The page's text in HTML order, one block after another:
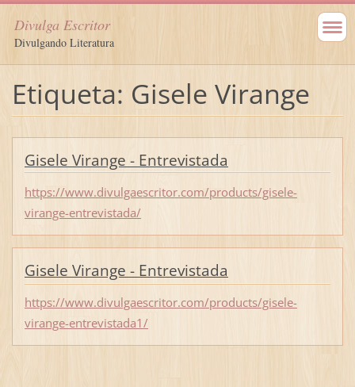
Divulga Escritor
Divulgando Literatura
Etiqueta: Gisele Virange
Gisele Virange - Entrevistada
https://www.divulgaescritor.com/products/gisele-
virange-entrevistada/
Gisele Virange - Entrevistada
https://www.divulgaescritor.com/products/gisele-
virange-entrevistada1/